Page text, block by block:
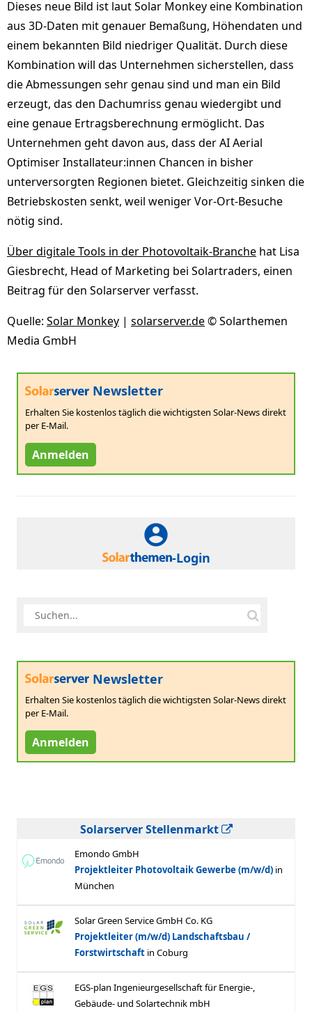
Dieses neue Bild ist laut Solar Monkey eine Kombination
aus 3D-Daten mit genauer Bemaßung, Höhendaten und
einem bekannten Bild niedriger Qualität. Durch diese
Kombination will das Unternehmen sicherstellen, dass
die Abmessungen sehr genau sind und man ein Bild
erzeugt, das den Dachumriss genau wiedergibt und
eine genaue Ertragsberechnung ermöglicht. Das
Unternehmen geht davon aus, dass der AI Aerial
Optimiser Installateur:innen Chancen in bisher
unterversorgten Regionen bietet. Gleichzeitig sinken die
Betriebskosten senkt, weil weniger Vor-Ort-Besuche
nötig sind.
Über digitale Tools in der Photovoltaik-Branche hat Lisa
Giesbrecht, Head of Marketing bei Solartraders, einen
Beitrag für den Solarserver verfasst.
Quelle: Solar Monkey | solarserver.de© Solarthemen
Media GmbH
Newsletter
Erhalten Sie kostenlos täglich die wichtigsten Solar-News direkt
per E-Mail.
Anmelden
-Login
Newsletter
Erhalten Sie kostenlos täglich die wichtigsten Solar-News direkt
per E-Mail.
Anmelden
Solarserver Stellenmarkt